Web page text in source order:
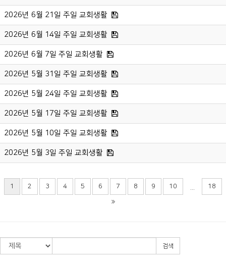
2026년 6월 21일 주일 교회생활
2026년 6월 14일 주일 교회생활
2026년 6월 7일 주일 교회생활
2026년 5월 31일 주일 교회생활
2026년 5월 24일 주일 교회생활
2026년 5월 17일 주일 교회생활
2026년 5월 10일 주일 교회생활
2026년 5월 3일 주일 교회생활
1 2 3 4 5 6 7 8 9 10 18
검색